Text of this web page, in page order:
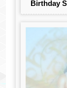
Birthday